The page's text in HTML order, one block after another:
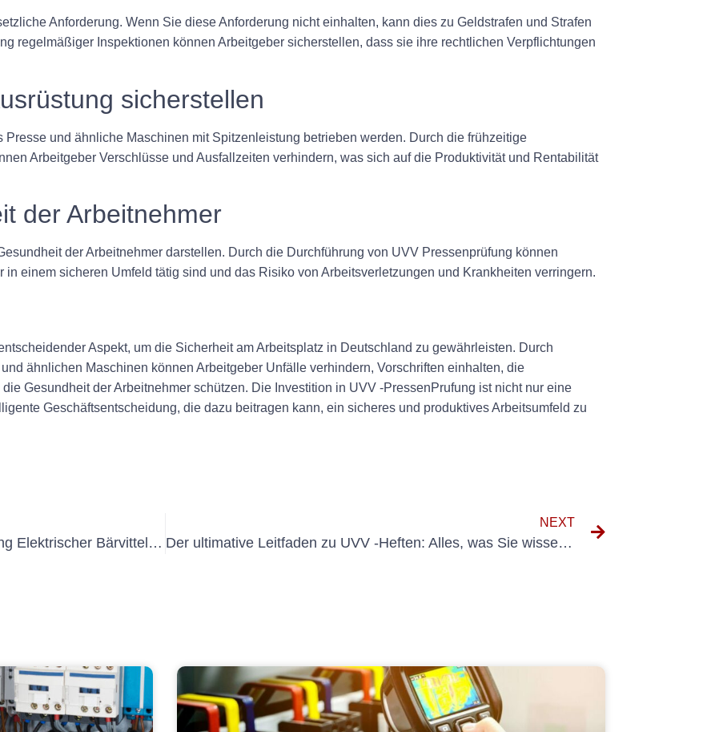
Anforderung. Wenn Sie diese Anforderung nicht einhalten, kann dies zu Geldstrafen und Strafen
regelmäßiger Inspektionen können Arbeitgeber sicherstellen, dass sie ihre rechtlichen Verpflichtungen
sicherstellen
und ähnliche Maschinen mit Spitzenleistung betrieben werden. Durch die frühzeitige
Arbeitgeber Verschlüsse und Ausfallzeiten verhindern, was sich auf die Produktivität und Rentabilität
der Arbeitnehmer
der Arbeitnehmer darstellen. Durch die Durchführung von UVV Pressenprüfung können
einem sicheren Umfeld tätig sind und das Risiko von Arbeitsverletzungen und Krankheiten verringern.
Aspekt, um die Sicherheit am Arbeitsplatz in Deutschland zu gewährleisten. Durch
ähnlichen Maschinen können Arbeitgeber Unfälle verhindern, Vorschriften einhalten, die
Gesundheit der Arbeitnehmer schützen. Die Investition in UVV -PressenPrufung ist nicht nur eine
Geschäftsentscheidung, die dazu beitragen kann, ein sicheres und produktives Arbeitsumfeld zu
Verständnis der Wichtigkeit von Holzung Elektrischer Bärvittel DGUV V3
NEXT
Der ultimative Leitfaden zu UVV -Heften: Alles, was Sie wissen müssen